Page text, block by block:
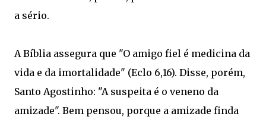
a sério.
A Bíblia assegura que "O amigo fiel é medicina da
vida e da imortalidade" (Eclo 6,16). Disse, porém,
Santo Agostinho: "A suspeita é o veneno da
amizade". Bem pensou, porque a amizade finda